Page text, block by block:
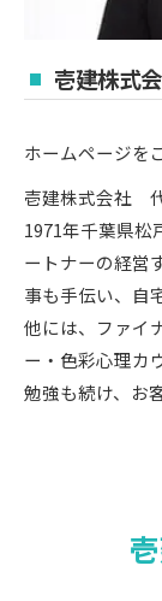
壱建株式
ホームページを
壱建株式会社
1971年千葉県松
ートナーの経営
事も手伝い、自
他には、ファイ
ー・色彩心理カ
勉強も続け、お